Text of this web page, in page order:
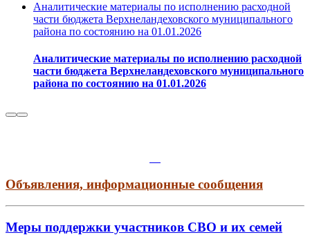
Аналитические материалы по исполнению расходной
части бюджета Верхнеландеховского муниципального
района по состоянию на 01.01.2026
Аналитические материалы по исполнению расходной
части бюджета Верхнеландеховского муниципального
района по состоянию на 01.01.2026
Объявления, информационные сообщения
Меры поддержки участников СВО и их семей